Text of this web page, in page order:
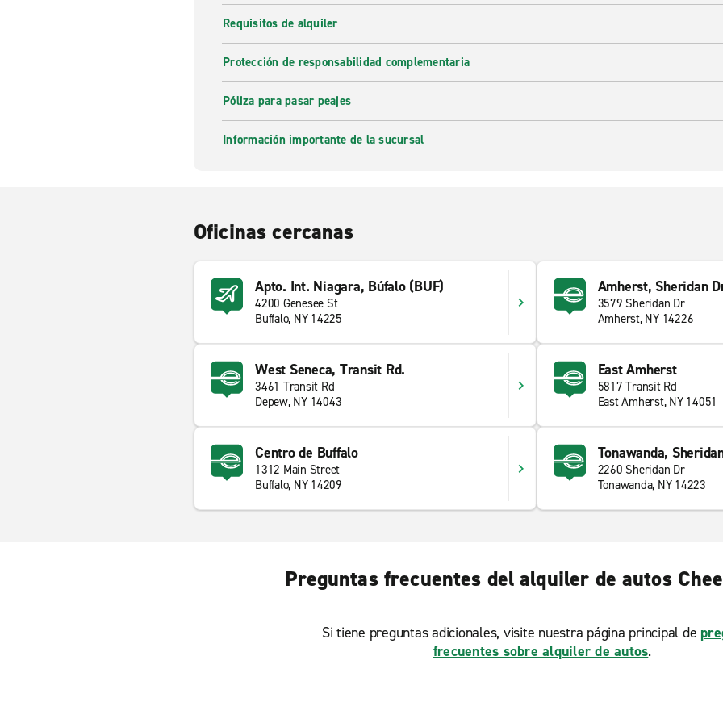
Requisitos de alquiler
Protección de responsabilidad complementaria
Póliza para pasar peajes
Información importante de la sucursal
Oficinas cercanas
Apto. Int. Niagara, Búfalo (BUF)
4200 Genesee St
Buffalo, NY 14225
Amherst, Sheridan
3579 Sheridan Dr
Amherst, NY 14226
West Seneca, Transit Rd.
3461 Transit Rd
Depew, NY 14043
East Amherst
5817 Transit Rd
East Amherst, NY 14051
Centro de Buffalo
1312 Main Street
Buffalo, NY 14209
Tonawanda,
2260 Sheridan Dr
Tonawanda, NY 14223
Preguntas frecuentes del alquiler de autos
Si tiene preguntas adicionales, visite nuestra página principal de
frecuentes sobre alquiler de autos.